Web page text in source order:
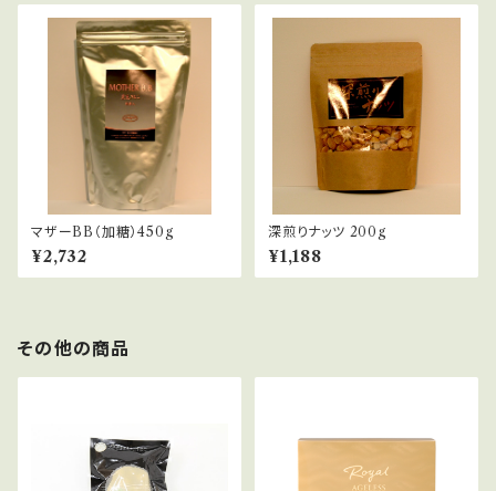
マザーBB（加糖）450g
¥2,732
深煎りナッツ 200g
¥1,188
その他の商品